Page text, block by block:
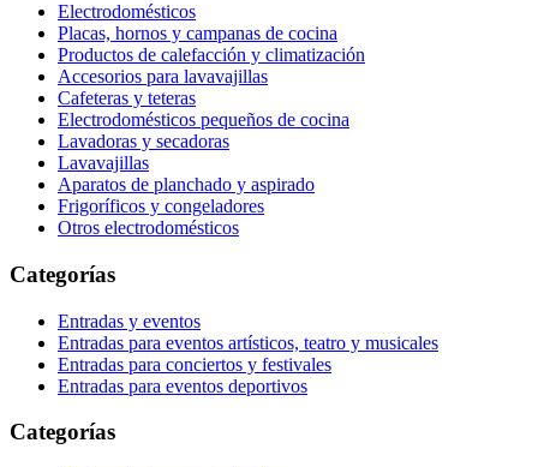
Electrodomésticos
Placas, hornos y campanas de cocina
Productos de calefacción y climatización
Accesorios para lavavajillas
Cafeteras y teteras
Electrodomésticos pequeños de cocina
Lavadoras y secadoras
Lavavajillas
Aparatos de planchado y aspirado
Frigoríficos y congeladores
Otros electrodomésticos
Categorías
Entradas y eventos
Entradas para eventos artísticos, teatro y musicales
Entradas para conciertos y festivales
Entradas para eventos deportivos
Categorías